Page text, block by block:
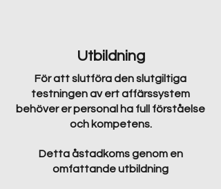
Utbildning
För att slutföra den slutgiltiga
testningen av ert affärssystem
behöver er personal ha full förståelse
och kompetens.
Detta åstadkoms genom en
omfattande utbildning